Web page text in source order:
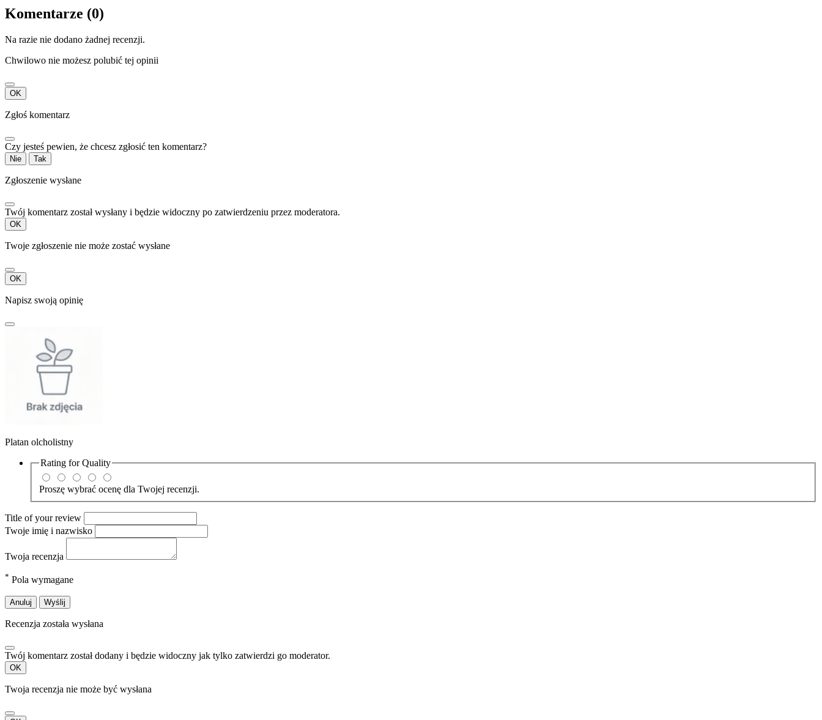
Komentarze (0)
Na razie nie dodano żadnej recenzji.
Chwilowo nie możesz polubić tej opinii
OK
Zgłoś komentarz
Czy jesteś pewien, że chcesz zgłosić ten komentarz?
Nie Tak
Zgłoszenie wysłane
Twój komentarz został wysłany i będzie widoczny po zatwierdzeniu przez moderatora.
OK
Twoje zgłoszenie nie może zostać wysłane
OK
Napisz swoją opinię
Platan olcholistny
Rating forQuality
Proszę wybrać ocenę dla Twojej recenzji.
Title of your review
Twoje imię i nazwisko
Twoja recenzja
* Pola wymagane
Anuluj Wyślij
Recenzja została wysłana
Twój komentarz został dodany i będzie widoczny jak tylko zatwierdzi go moderator.
OK
Twoja recenzja nie może być wysłana